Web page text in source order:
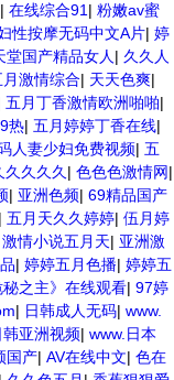
| 在线综合91 | 粉嫩av蜜
性按摩无码中文A片| 婷
堂国产精品女人 | 久久人
激情综合| 天天色爽|
五月丁香激情欧洲啪啪|
热| 五月婷婷丁香在线|
人妻少妇免费视频| 五
久久久 | 色色色激情网|
| 亚洲色频| 69精品国产
| 五月天久久婷婷| 伍月婷
激情小说五月天| 亚洲激
| 婷婷五月色播| 婷婷五
秘之主》在线观看| 97婷
| 日韩成人无码| www.
韩亚洲视频| www.日本
国产| AV在线中文| 色在